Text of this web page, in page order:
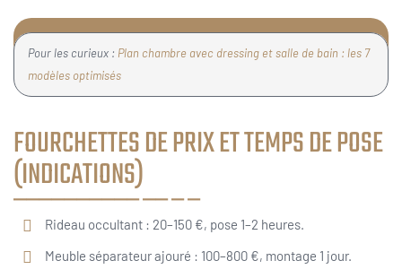
Pour les curieux : Plan chambre avec dressing et salle de bain : les 7
modèles optimisés
FOURCHETTES DE PRIX ET TEMPS DE POSE
(INDICATIONS)
Rideau occultant : 20–150 €, pose 1–2 heures.
Meuble séparateur ajouré : 100–800 €, montage 1 jour.